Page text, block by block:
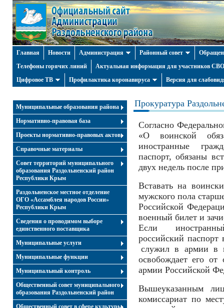
Главная Новости Администрация Районный совет
Телефоны горячих линий
Актуальная информация для участников СВО
Цифровое ТВ
Профилактика коронавируса Версия для
Муниципальные образования района
Нормативно-правовая база
Проекты нормативно-правовых актов
Справочные материалы
Совет территорий муниципального
образования Раздольненский район
Республики Крым
Раздольненское местное отделение
ОГО «Ассамблея народов России»
Республики Крым
Cведения о проводимом выборе
единственного поставщика
Муниципальные услуги
Муниципальные функции
Муниципальный контроль
Общественный совет муниципального
образования Раздольненский район
Общественный совет в сфере культуры
Прокуратура
Согласно
«О воинской
иностранные
паспорт, обязаны
двух недель после
Вставать на
мужского пола
Российской
военный билет и
Если
российский
служил в армии в
освобождает его от
армии Российской
Вышеуказанным
комиссариат по